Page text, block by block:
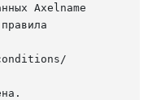
Axelname